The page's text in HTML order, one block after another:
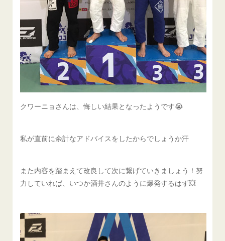
クワーニョさんは、悔しい結果となったようです😭
私が直前に余計なアドバイスをしたからでしょうか汗
また内容を踏まえて改良して次に繋げていきましょう！努
力していれば、いつか酒井さんのように爆発するはず💥